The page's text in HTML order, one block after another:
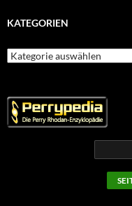
KATEGORIEN
Kategorien